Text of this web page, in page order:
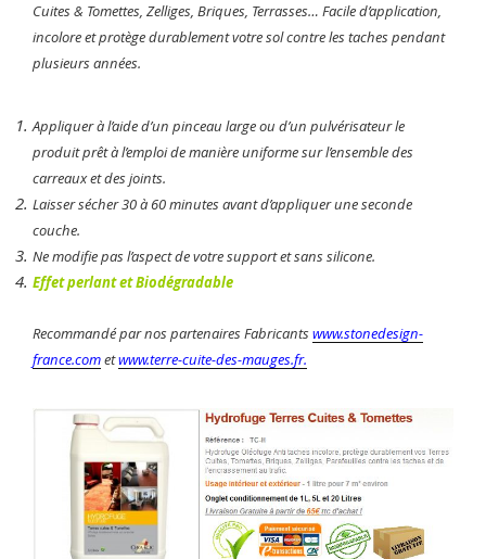
Cuites & Tomettes, Zelliges, Briques, Terrasses… Facile d’application,
incolore et protège durablement votre sol contre les taches pendant
plusieurs années.
Appliquer à l’aide d’un pinceau large ou d’un pulvérisateur le
produit prêt à l’emploi de manière uniforme sur l’ensemble des
carreaux et des joints.
Laisser sécher 30 à 60 minutes avant d’appliquer une seconde
couche.
Ne modifie pas l’aspect de votre support et sans silicone.
Effet perlant et Biodégradable
Recommandé par nos partenaires Fabricantswww.stonedesign-
france.cometwww.terre-cuite-des-mauges.fr.